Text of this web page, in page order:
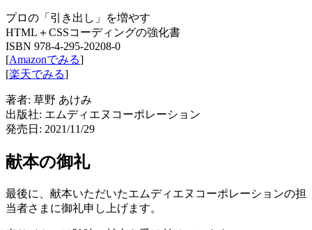
プロの「引き出し」を増やす
HTML＋CSSコーディングの強化書
ISBN 978-4-295-20208-0
[Amazonでみる]
[楽天でみる]
著者: 草野 あけみ
出版社: エムディエヌコーポレーション
発売日: 2021/11/29
献本の御礼
最後に、献本いただいたエムディエヌコーポレーションの担
当者さまに御礼申し上げます。